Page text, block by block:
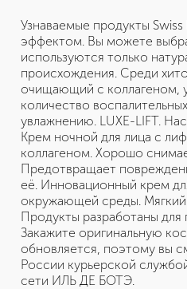
Узнаваемые продукты
эффектом. Вы можете
используются только
происхождения. Среди
очищающий с коллагеном,
количество
увлажнению. LUXE-LIFT.
Крем ночной для лица с
коллагеном. Хорошо
Предотвращает
её. Инновационный крем
окружающей среды.
Продукты разработаны
Закажите оригинальную
обновляется, поэтому вы
России курьерской
сети ИЛЬ ДЕ БОТЭ.